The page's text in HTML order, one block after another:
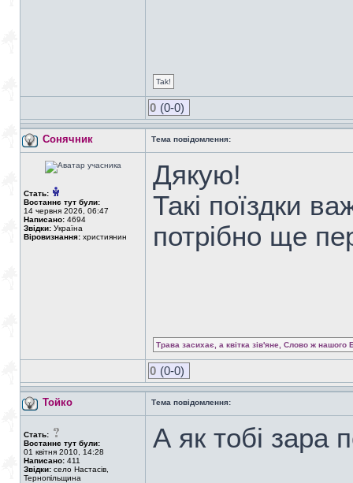
Tak!
0 (0-0)
Сонячник Тема повідомлення:
Стать:
Востаннє тут були:
14 червня 2026, 06:47
Написано: 4694
Звідки: Україна
Віровизнання: християнин
Дякую!
Такі поїздки
потрібно ще
Трава засихає, а квітка зів'яне, Слово ж нашого
0 (0-0)
Тойко Тема повідомлення:
Стать:
Востаннє тут були:
01 квітня 2010, 14:28
Написано: 411
Звідки: село Настасів,
Тернопільщина
А як тобі зара